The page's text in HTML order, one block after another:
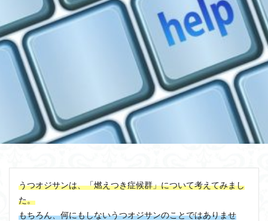
うつオジサンは、「燃えつき症候群」について考えてみまし
た。
もちろん、何にもしないうつオジサンのことではありませ